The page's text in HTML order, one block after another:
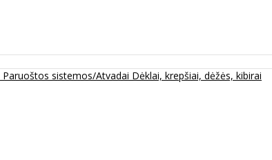
Paruoštos sistemos/Atvadai Dėklai, krepšiai, dėžės, kibirai